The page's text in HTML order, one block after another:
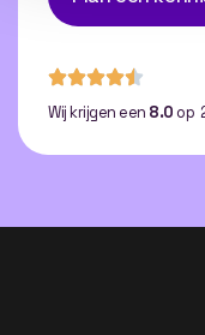
Wij krijgen een 8.0 op